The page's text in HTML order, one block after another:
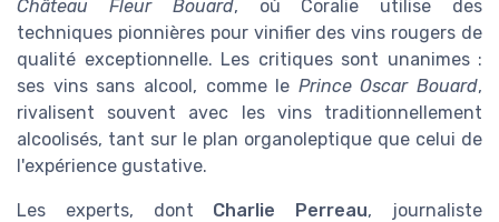
Château Fleur Bouard, où Coralie utilise des
techniques pionnières pour vinifier des vins rougers de
qualité exceptionnelle. Les critiques sont unanimes :
ses vins sans alcool, comme le Prince Oscar Bouard,
rivalisent souvent avec les vins traditionnellement
alcoolisés, tant sur le plan organoleptique que celui de
l'expérience gustative.
Les experts, dont Charlie Perreau, journaliste